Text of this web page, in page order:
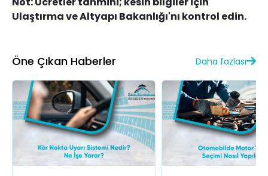
Ulaştırmave Altyapı Bakanlığı'nı kontrol edin.
Öne Çıkan Haberler Daha fazlası